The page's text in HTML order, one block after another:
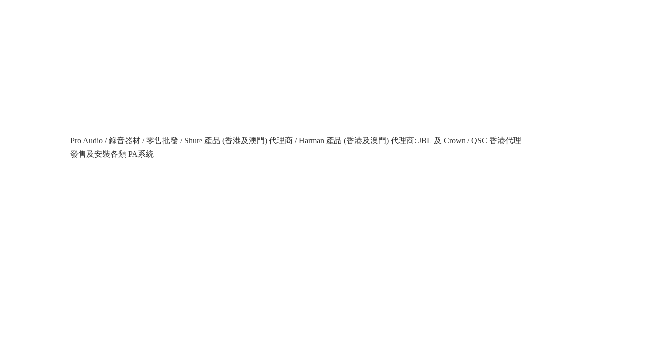
Pro Audio / 錄音器材 / 零售批發 / Shure 產品 (香港及澳門) 代理商 / Harman 產品 (香港及澳門) 代理商: JBL 及 Crown / QSC 香港代理
發售及安裝各類 PA系統